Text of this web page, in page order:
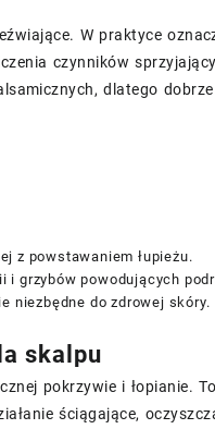
W praktyce
czynników
dlatego
z powstawaniem łupieżu.
i grzybów powodujących
niezbędne do zdrowej skóry.
skalpu
pokrzywie i łopianie.
ściągające,